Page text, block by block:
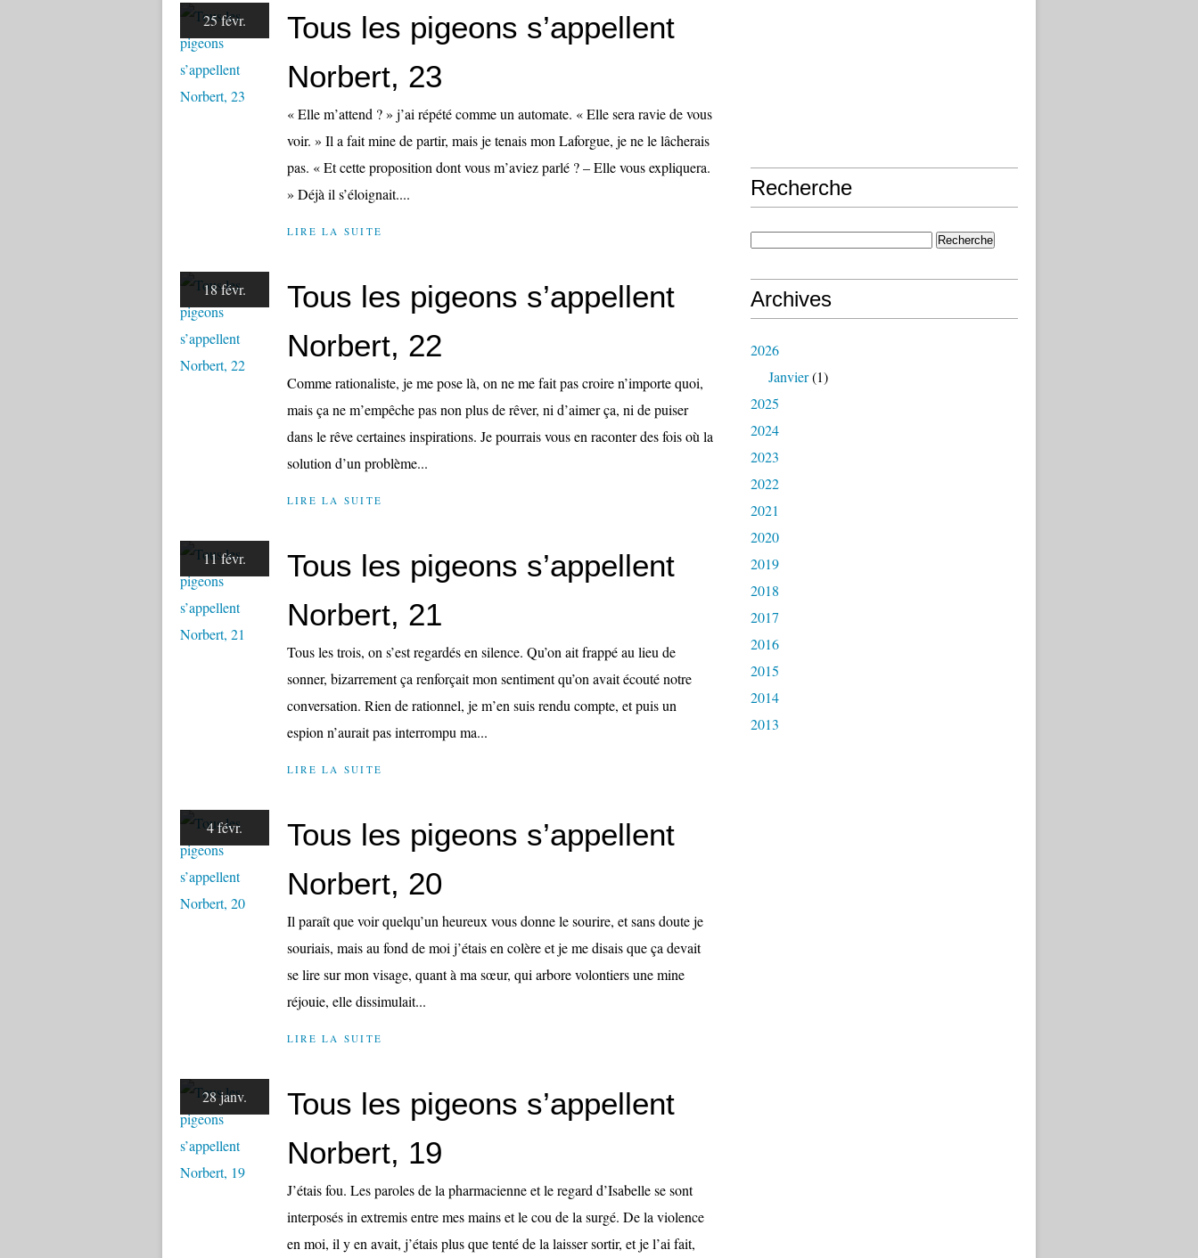
25 févr.
Tous les pigeons s’appellent
Norbert, 23
« Elle m’attend ? » j’ai répété comme un automate. « Elle sera ravie de vous
voir. » Il a fait mine de partir, mais je tenais mon Laforgue, je ne le lâcherais
pas. « Et cette proposition dont vous m’aviez parlé ? – Elle vous expliquera.
» Déjà il s’éloignait....
LIRE LA SUITE
18 févr.
Tous les pigeons s’appellent
Norbert, 22
Comme rationaliste, je me pose là, on ne me fait pas croire n’importe quoi,
mais ça ne m’empêche pas non plus de rêver, ni d’aimer ça, ni de puiser
dans le rêve certaines inspirations. Je pourrais vous en raconter des fois où la
solution d’un problème...
LIRE LA SUITE
11 févr.
Tous les pigeons s’appellent
Norbert, 21
Tous les trois, on s’est regardés en silence. Qu’on ait frappé au lieu de
sonner, bizarrement ça renforçait mon sentiment qu’on avait écouté notre
conversation. Rien de rationnel, je m’en suis rendu compte, et puis un
espion n’aurait pas interrompu ma...
LIRE LA SUITE
4 févr.
Tous les pigeons s’appellent
Norbert, 20
Il paraît que voir quelqu’un heureux vous donne le sourire, et sans doute je
souriais, mais au fond de moi j’étais en colère et je me disais que ça devait
se lire sur mon visage, quant à ma sœur, qui arbore volontiers une mine
réjouie, elle dissimulait...
LIRE LA SUITE
28 janv.
Tous les pigeons s’appellent
Norbert, 19
J’étais fou. Les paroles de la pharmacienne et le regard d’Isabelle se sont
interposés in extremis entre mes mains et le cou de la surgé. De la violence
en moi, il y en avait, j’étais plus que tenté de la laisser sortir, et je l’ai fait,
Recherche
Archives
2026
Janvier(1)
2025
2024
2023
2022
2021
2020
2019
2018
2017
2016
2015
2014
2013